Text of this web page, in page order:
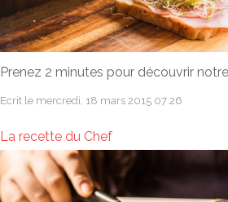
Prenez 2 minutes pour découvrir
Ecrit le mercredi, 18 mars 2015 07:26
La recette du Chef